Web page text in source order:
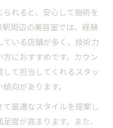
れると、安心して施術を
周辺の美容室では、経験
いる店舗が多く、技術力
におすすめです。カウン
て担当してくれるスタッ
向があります。
最適なスタイルを提案し
度が高まります。また、